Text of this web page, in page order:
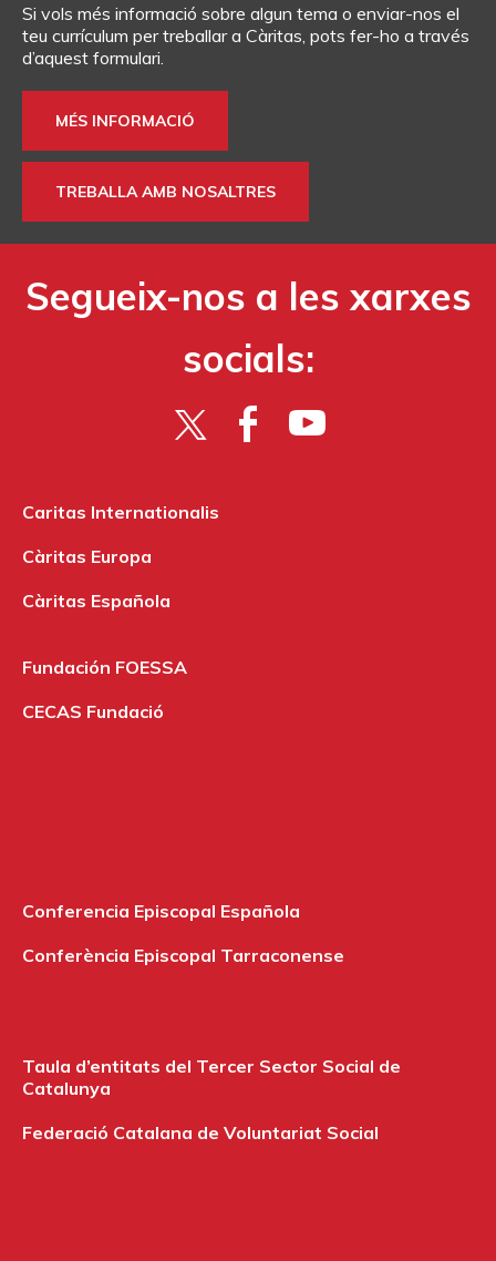
Si vols més informació sobre algun tema o enviar-nos el
teu currículum per treballar a Càritas, pots fer-ho a través
d’aquest formulari.
MÉS INFORMACIÓ
TREBALLA AMB NOSALTRES
Segueix-nos a les xarxes
socials:
Caritas Internationalis
Càritas Europa
Càritas Española
Fundación FOESSA
CECAS Fundació
Conferencia Episcopal Española
Conferència Episcopal Tarraconense
Taula d’entitats del Tercer Sector Social de
Catalunya
Federació Catalana de Voluntariat Social